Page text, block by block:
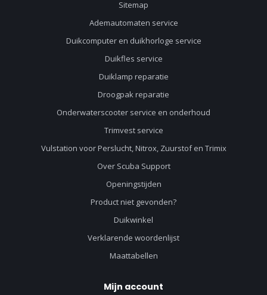
Sitemap
Ademautomaten service
Duikcomputer en duikhorloge service
Duikfles service
Duiklamp reparatie
Droogpak reparatie
Onderwaterscooter service en onderhoud
Trimvest service
Vulstation voor Perslucht, Nitrox, Zuurstof en Trimix
Over Scuba Support
Openingstijden
Product niet gevonden?
Duikwinkel
Verklarende woordenlijst
Maattabellen
Mijn account